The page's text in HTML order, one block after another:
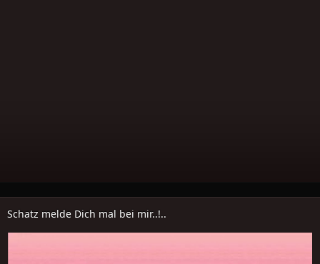
Schatz melde Dich mal bei mir..!..